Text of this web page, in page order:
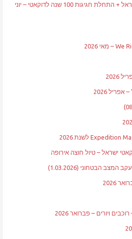
אירוע שנתי למועדון דוקאטי ישראל + התחלת חגיגות 100 שנה לדוקאטי – יוני
2026
2026
ישראל – טיול חוצה אירופה
הבטחוני (1.03.2026)
2026
ויורים – פברואר 2026